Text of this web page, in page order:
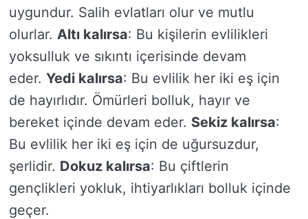
uygundur. Salih evlatları olur ve mutlu
olurlar. Altı kalırsa: Bu kişilerin evlilikleri
yoksulluk ve sıkıntı içerisinde devam
eder. Yedi kalırsa: Bu evlilik her iki eş için
de hayırlıdır. Ömürleri bolluk, hayır ve
bereket içinde devam eder. Sekiz kalırsa:
Bu evlilik her iki eş için de uğursuzdur,
şerlidir. Dokuz kalırsa: Bu çiftlerin
gençlikleri yokluk, ihtiyarlıkları bolluk içinde
geçer.